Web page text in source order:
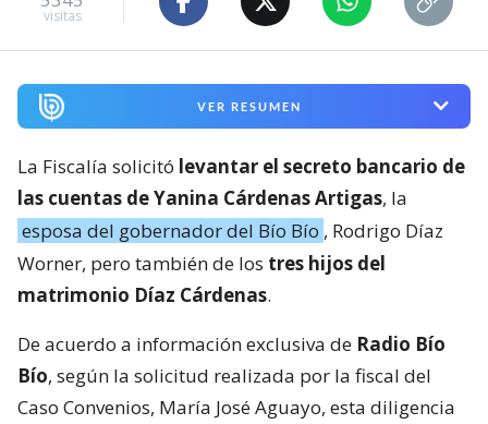
visitas
VER RESUMEN
La Fiscalía solicitó levantar el secreto bancario de
las cuentas de Yanina Cárdenas Artigas, la
esposa del gobernador del Bío Bío , Rodrigo Díaz
Worner, pero también de los tres hijos del
matrimonio Díaz Cárdenas.
De acuerdo a información exclusiva de Radio Bío
Bío, según la solicitud realizada por la fiscal del
Caso Convenios, María José Aguayo, esta diligencia